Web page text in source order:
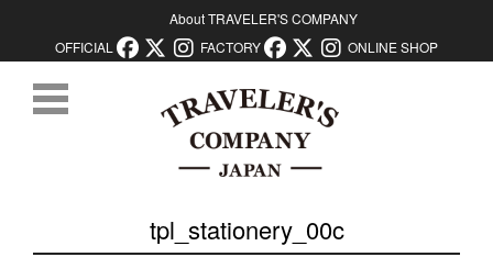
About TRAVELER'S COMPANY
OFFICIAL
FACTORY ONLINE SHOP
tpl_stationery_00c